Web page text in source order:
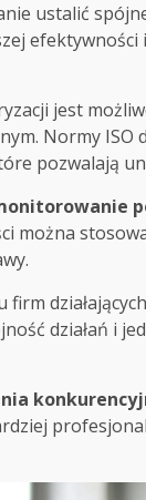
ustalić
jest
Normy ISO
pozwalają
można
działań i